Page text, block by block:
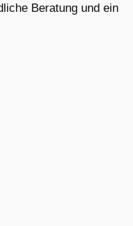
Beratung und ein